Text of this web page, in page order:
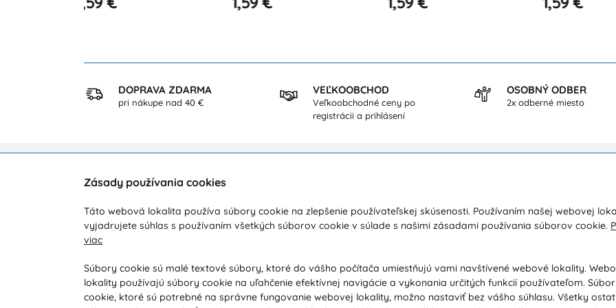
DOPRAVA ZDARMA
pri nákupe nad 40 €
VEĽKOOBCHOD
Veľkoobchodné ceny po
registrácii a prihlásení
OSOBNÝ ODBER
2x odberné miesto
Zákaznícka podpora
Počas pracovných dní od 8:00 do 16:00
+421 919 071 612
info@vohy.sk
Doprava a platba
Obchodné podmienky
Reklamácia / Vrátenie tovaru
Reklamačný poriadok / Vrátenie tovaru
Kontakty
Ochrana osobných údajov
Poradňa / Blog
Veľkoobchodná spolupráca B2B
Zásady používania cookies
Táto webová lokalita používa súbory cookie na zlepšenie používateľskej skúsenosti. Používaním našej webovej
vyjadrujete súhlas s používaním všetkých súborov cookie v súlade s našimi zásadami používania súborov cookie.
viac
Súbory cookie sú malé textové súbory, ktoré do vášho počítača umiestňujú vami navštívené webové lokality.
lokality používajú súbory cookie na uľahčenie efektívnej navigácie a vykonania určitých funkcií používateľom.
cookie, ktoré sú potrebné na správne fungovanie webovej lokality, možno nastaviť bez vášho súhlasu. Všetky